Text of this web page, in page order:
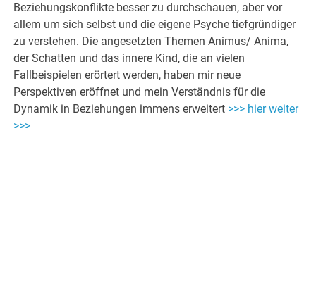
Beziehungskonflikte besser zu durchschauen, aber vor
allem um sich selbst und die eigene Psyche tiefgründiger
zu verstehen. Die angesetzten Themen Animus/ Anima,
der Schatten und das innere Kind, die an vielen
Fallbeispielen erörtert werden, haben mir neue
Perspektiven eröffnet und mein Verständnis für die
Dynamik in Beziehungen immens erweitert >>> hier weiter
>>>